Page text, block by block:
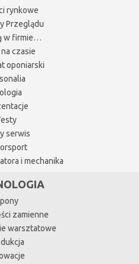
rynkowe
Przeglądu
w firmie…
czasie
oponiarski
serwis
i mechanika
zamienne
warsztatowe